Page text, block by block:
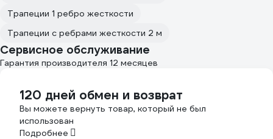
Трапеции 1 ребро жесткости
Трапеции с ребрами жесткости 2 м
Сервисное обслуживание
Гарантия производителя 12 месяцев
120 дней обмен и возврат
Вы можете вернуть товар, который не был
использован
Подробнее